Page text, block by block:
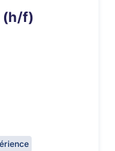
(h/f)